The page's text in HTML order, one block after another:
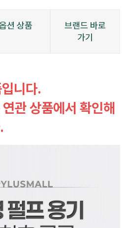
션 상품
브랜드 바로
가기
니다.
관 상품에서 확인해